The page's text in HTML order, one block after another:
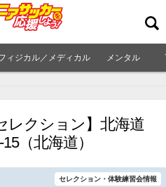
ィジカル／メディカル メンタル
レクション】北海道
（北海道）
セレクション・体験練習会情報